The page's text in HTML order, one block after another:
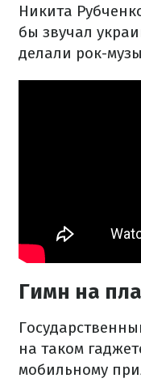
Никита
бы звучал
делали рок-
Гимн на
на таком
мобильному